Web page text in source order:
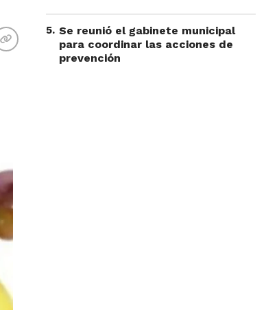
5. Se reunió el gabinete municipal
para coordinar las acciones de
prevención